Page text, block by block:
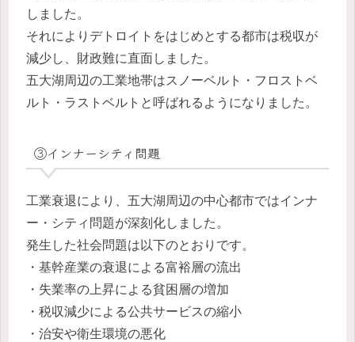
しました。
それによりデトロイトをはじめとする都市は税収が
減少し、財政難に直面しました。
五大湖周辺の工業地帯はスノーベルト・フロストベ
ルト・ラストベルトと呼ばれるようになりました。
③インナーシティ問題
工業衰退により、五大湖周辺の中心都市ではインナ
ー・シティ問題が深刻化しました。
発生した社会問題は以下のとおりです。
・基幹産業の衰退による富裕層の流出
・失業率の上昇による貧困層の増加
・税収減少による公共サービスの縮小
・治安や衛生環境の悪化